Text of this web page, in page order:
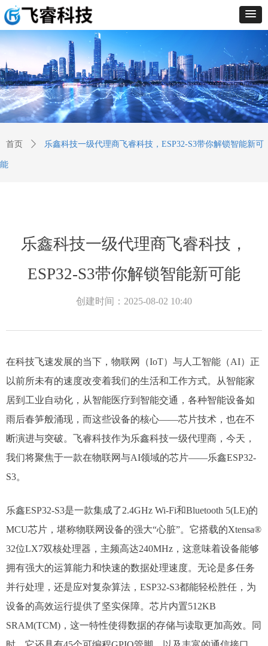
首页 ꄲ 乐鑫科技一级代理商飞睿科技，ESP32-S3带你解锁智能新可
能
乐鑫科技一级代理商飞睿科技，
ESP32-S3带你解锁智能新可能
创建时间： 2025-08-02 10:40
在科技飞速发展的当下，物联网（IoT）与人工智能（AI）正
以前所未有的速度改变着我们的生活和工作方式。从智能家
居到工业自动化，从智能医疗到智能交通，各种智能设备如
雨后春笋般涌现，而这些设备的核心——芯片技术，也在不
断演进与突破。飞睿科技作为乐鑫科技一级代理商，今天，
我们将聚焦于一款在物联网与AI领域的芯片——乐鑫ESP32-
S3。​
乐鑫ESP32-S3是一款集成了2.4GHz Wi-Fi和Bluetooth 5(LE)的
MCU芯片，堪称物联网设备的强大“心脏”。它搭载的Xtensa®
32位LX7双核处理器，主频高达240MHz，这意味着设备能够
拥有强大的运算能力和快速的数据处理速度。无论是多任务
并行处理，还是应对复杂算法，ESP32-S3都能轻松胜任，为
设备的高效运行提供了坚实保障。​芯片内置512KB
SRAM(TCM)，这一特性使得数据的存储与读取更加高效。同